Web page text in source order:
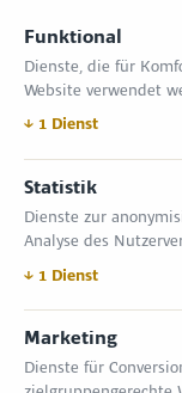
Zimper Media GmbH
Reinhardtstr. 31,
Tel.: +49 (0) 30 814
office@kommunal.de
18. November 2026
19. November 2026
Messe Erfurt GmbH
Gothaer Straße 34 |
INFORMATIONEN
Funktional
Dienste, die für
Website verwendet
↓ 1 Dienst
Statistik
Dienste zur
Analyse des
↓ 1 Dienst
Marketing
Dienste für